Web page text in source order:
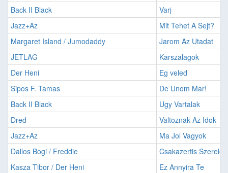
Back II Black
Varj
Jazz+Az
Mit Tehet A Sejt?
Margaret Island / Jumodaddy
Jarom Az Utadat
JETLAG
Karszalagok
Der Heni
Eg veled
Sipos F. Tamas
De Unom Mar!
Back II Black
Ugy Vartalak
Dred
Valtoznak Az Idok
Jazz+Az
Ma Jol Vagyok
Dallos Bogi / Freddie
Csakazertis
Kasza Tibor / Der Heni
Ez Annyira Te